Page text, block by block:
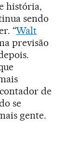
história,
sendo
“Walt
previsão
de
se
gente.